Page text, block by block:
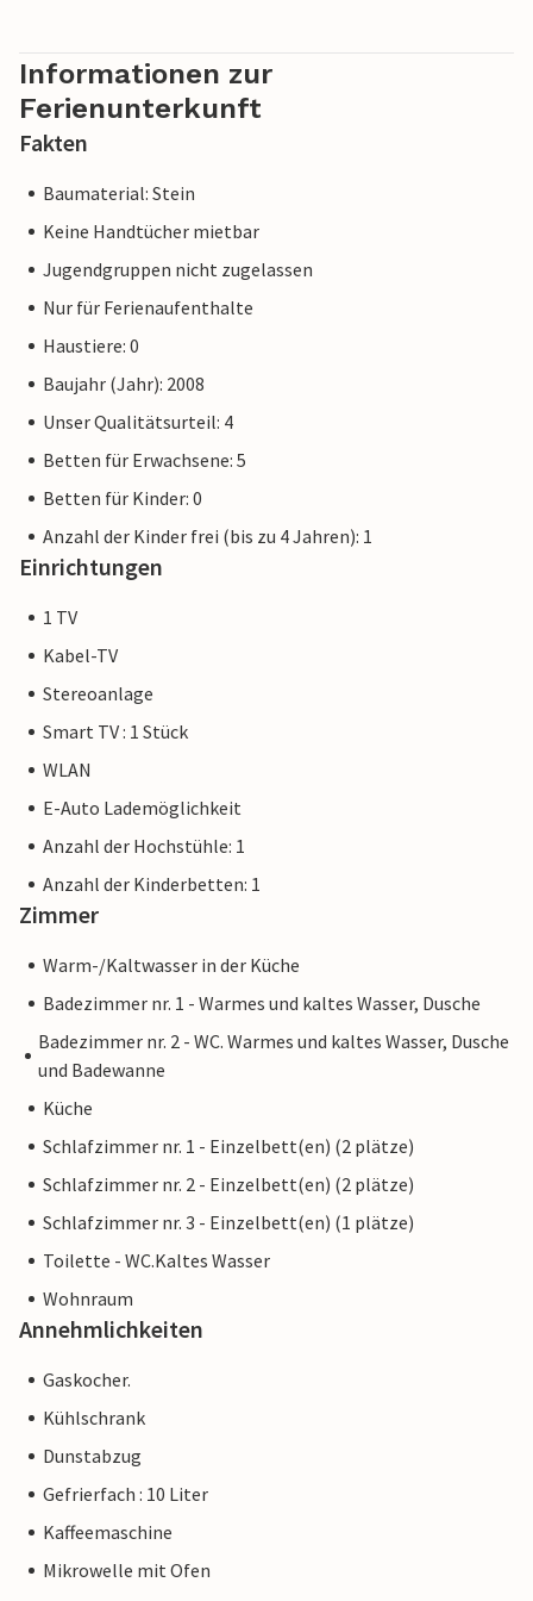
Informationen zur
Ferienunterkunft
Fakten
Baumaterial: Stein
Keine Handtücher mietbar
Jugendgruppen nicht zugelassen
Nur für Ferienaufenthalte
Haustiere: 0
Baujahr (Jahr): 2008
Unser Qualitätsurteil: 4
Betten für Erwachsene: 5
Betten für Kinder: 0
Anzahl der Kinder frei (bis zu 4 Jahren): 1
Einrichtungen
1 TV
Kabel-TV
Stereoanlage
Smart TV : 1 Stück
WLAN
E-Auto Lademöglichkeit
Anzahl der Hochstühle: 1
Anzahl der Kinderbetten: 1
Zimmer
Warm-/Kaltwasser in der Küche
Badezimmer nr. 1 - Warmes und kaltes Wasser, Dusche
Badezimmer nr. 2 - WC. Warmes und kaltes Wasser, Dusche
und Badewanne
Küche
Schlafzimmer nr. 1 - Einzelbett(en) (2 plätze)
Schlafzimmer nr. 2 - Einzelbett(en) (2 plätze)
Schlafzimmer nr. 3 - Einzelbett(en) (1 plätze)
Toilette - WC.Kaltes Wasser
Wohnraum
Annehmlichkeiten
Gaskocher.
Kühlschrank
Dunstabzug
Gefrierfach : 10 Liter
Kaffeemaschine
Mikrowelle mit Ofen